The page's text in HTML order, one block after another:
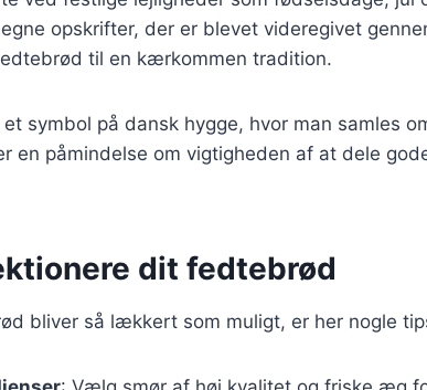
opskrifter, der er blevet videregivet
til en kærkommen tradition.
symbol på dansk hygge, hvor man samles
en påmindelse om vigtigheden af at dele
dit fedtebrød
bliver så lækkert som muligt, er her nogle